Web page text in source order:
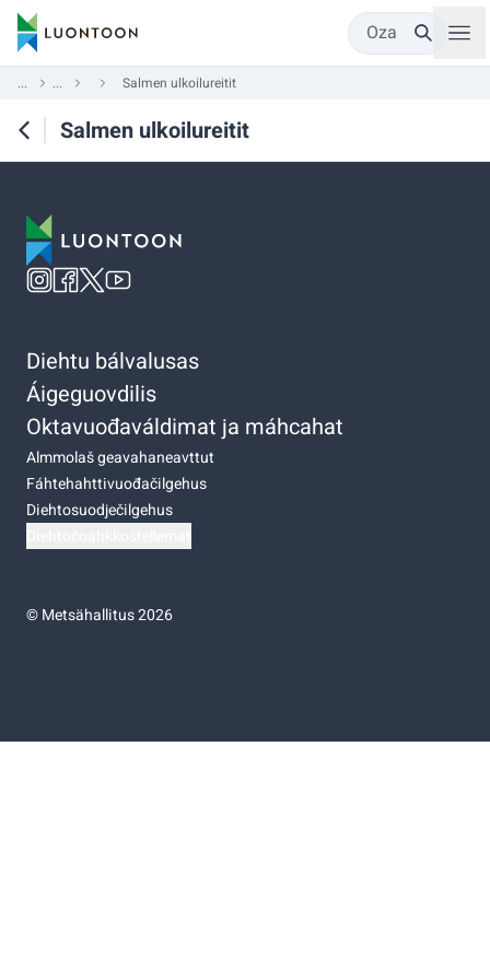
Oza
... ... Salmen ulkoilureitit
Salmen ulkoilureitit
Diehtu bálvalusas
Áigeguovdilis
Oktavuođaváldimat ja máhcahat
Almmolaš geavahaneavttut
Fáhtehahttivuođačilgehus
Diehtosuodječilgehus
©Metsähallitus 2026